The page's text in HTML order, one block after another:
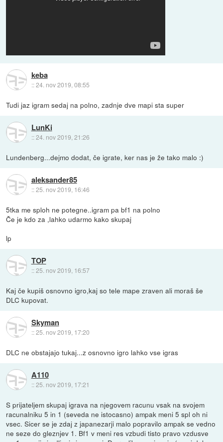
keba
::24. nov 2019, 08:55
Tudi jaz igram sedaj na polno, zadnje dve mapi sta super
LunKi
::24. nov 2019, 21:26
Lundenberg...dejmo dodat, če igrate, ker nas je že tako malo :)
aleksander85
::25. nov 2019, 16:46
5tka me sploh ne potegne..igram pa bf1 na polno
Če je kdo za ,lahko udarmo kako skupaj
lp
TOP
::25. nov 2019, 16:57
Kaj če kupiš osnovno igro,kaj so tele mape zraven ali moraš še
DLC kupovat.
Skyman
::25. nov 2019, 17:20
DLC ne obstajajo tukaj...z osnovno igro lahko vse igras
A110
::25. nov 2019, 17:21
S prijateljem skupaj igrava na njegovem racunu vsak na svojem
racunalniku 5 in 1 (seveda ne istocasno) ampak meni 5 spl oh ni
vsec. Sicer se je zdaj z japanezarji malo popravilo ampak se vedno
ne seze do gleznjev 1. Bf1 v meni res vzbudi tisto pravo vzdusve